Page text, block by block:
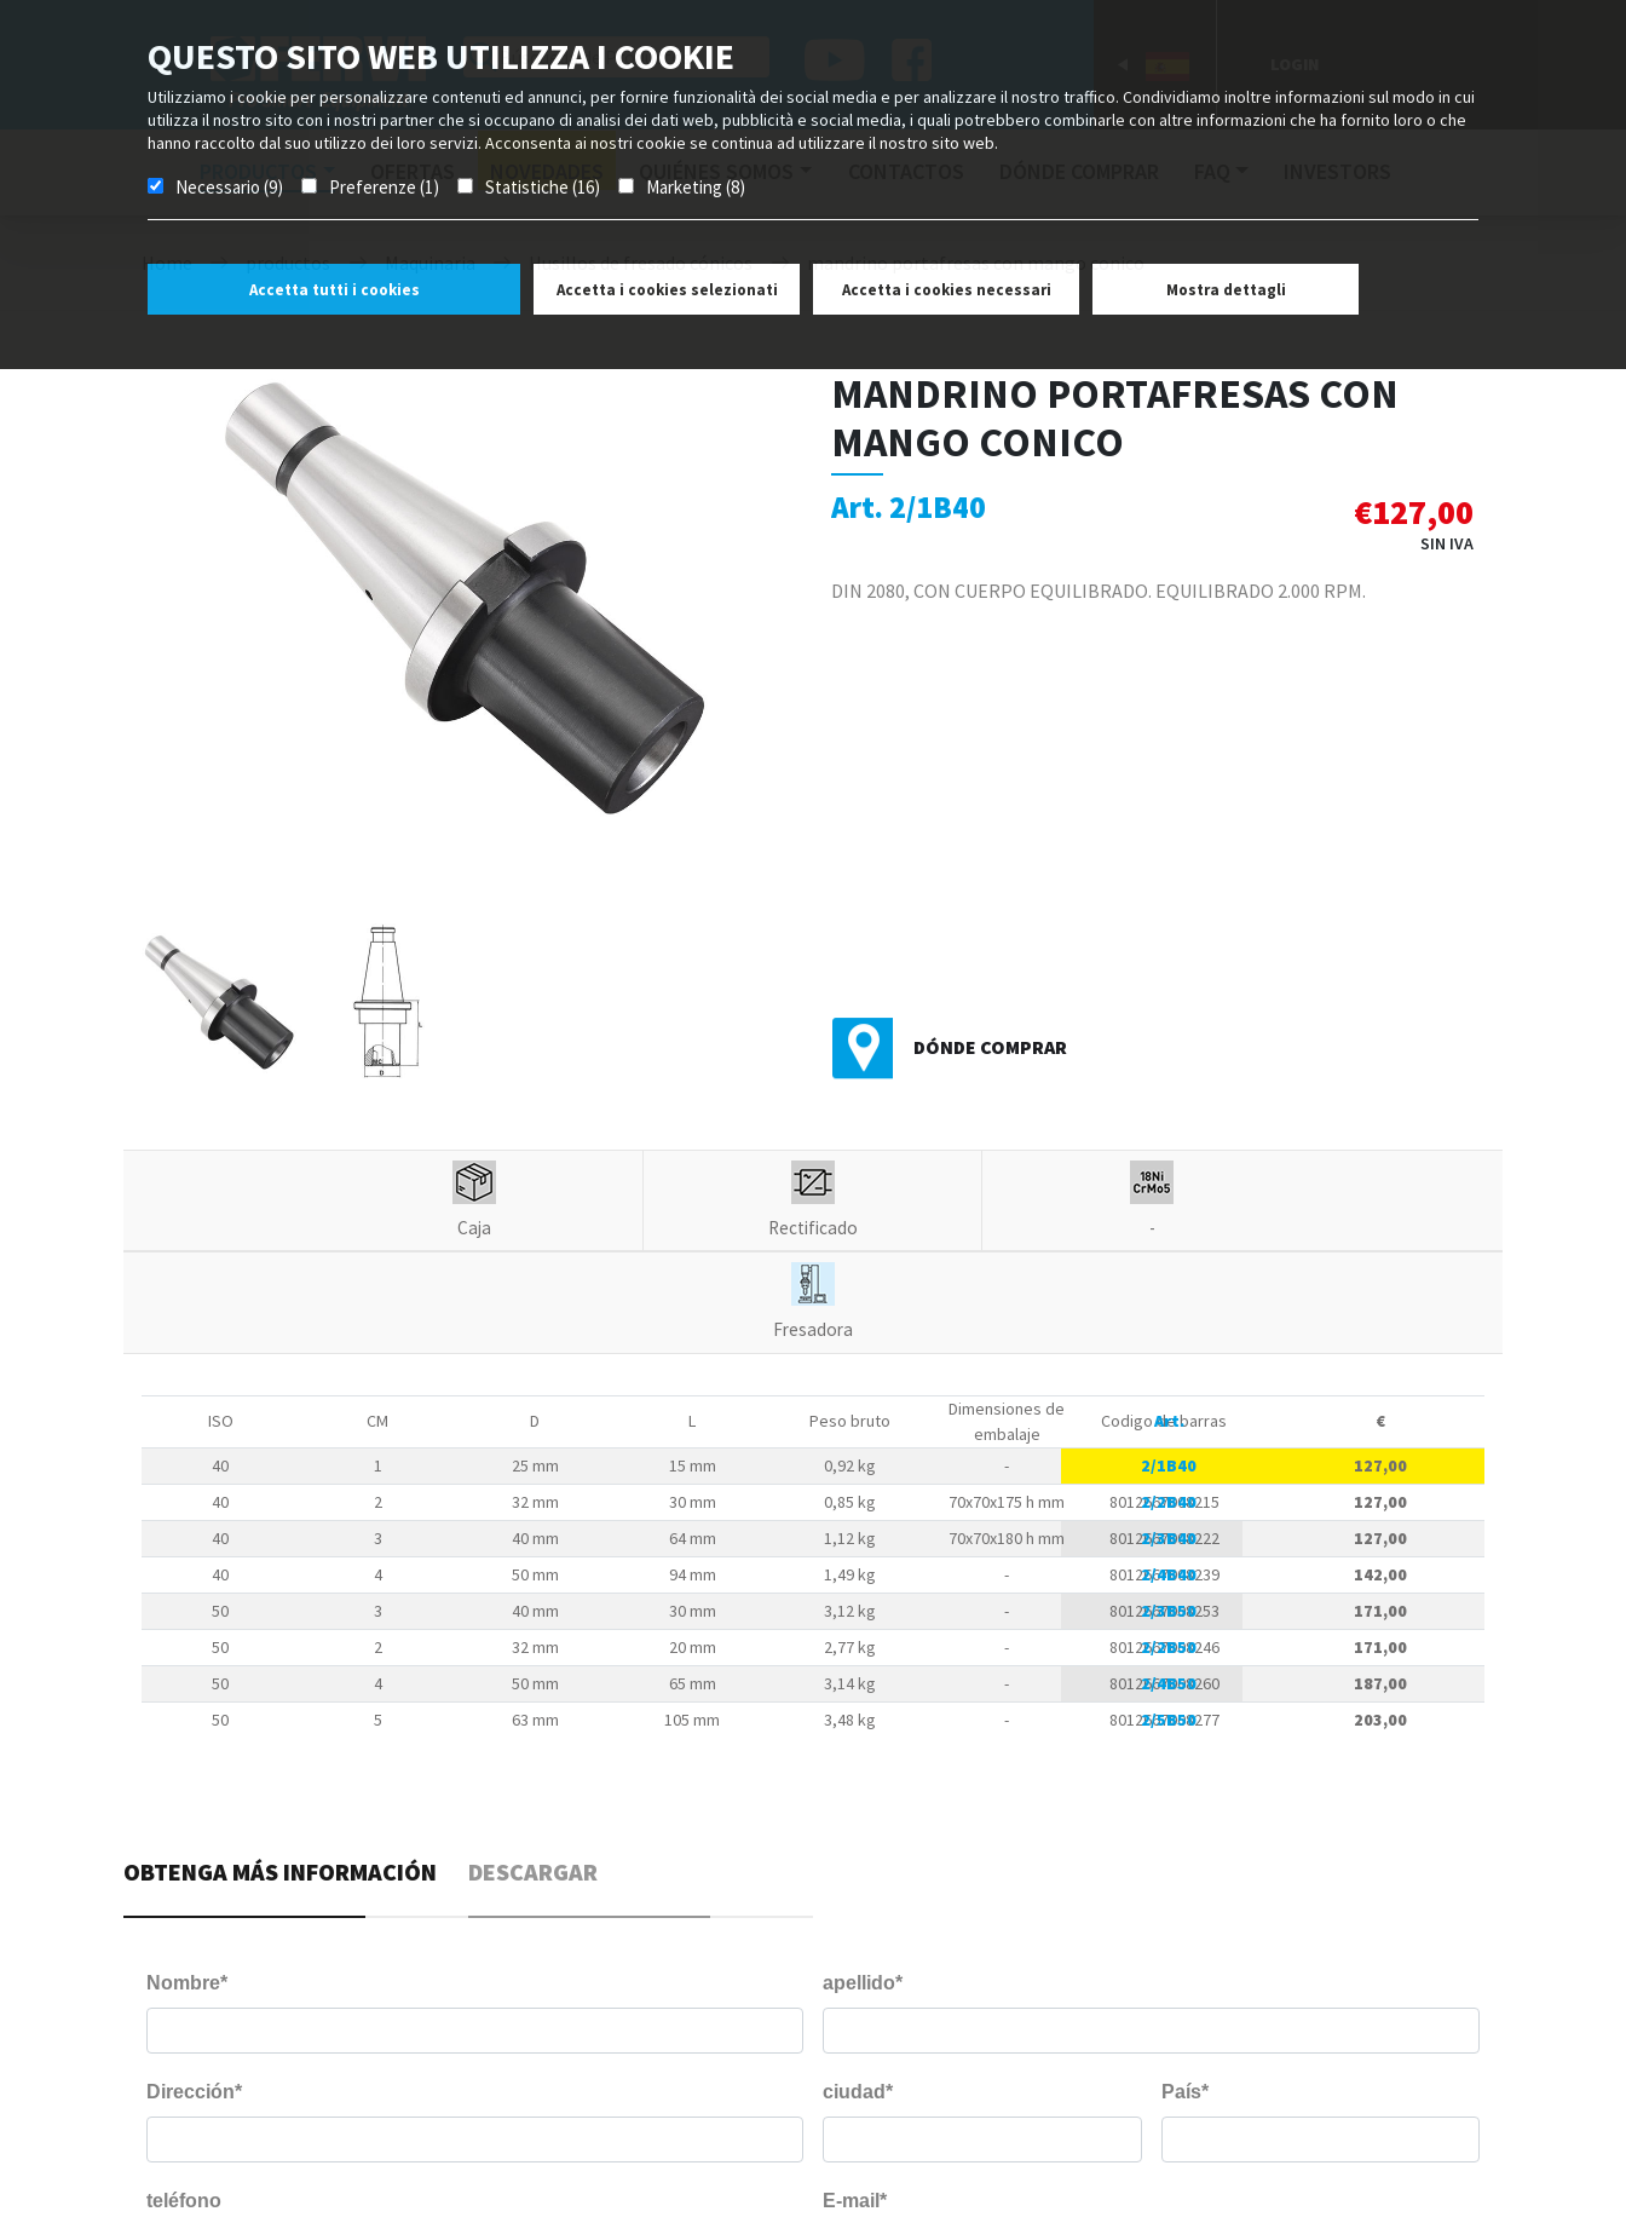
QUESTO SITO WEB UTILIZZA I COOKIE
Utilizziamo i cookie per personalizzare contenuti ed annunci, per fornire funzionalità dei social media e per analizzare il nostro traffico. Condividiamo inoltre informazioni sul modo in cui
utilizza il nostro sito con i nostri partner che si occupano di analisi dei dati web, pubblicità e social media, i quali potrebbero combinarle con altre informazioni che ha fornito loro o che
hanno raccolto dal suo utilizzo dei loro servizi. Acconsenta ai nostri cookie se continua ad utilizzare il nostro sito web.
Necessario (9) Preferenze (1) Statistiche (16) Marketing (8)
Accetta tutti i cookies Accetta i cookies selezionati Accetta i cookies necessari Mostra dettagli
PRODUCTOS
Home productos Maquinaria Husillos de fresado cónicos mandrino portafresas con mango conico
MANDRINO PORTAFRESAS CON
MANGO CONICO
Art. 2/1B40 €127,00
SIN IVA
DIN 2080, CON CUERPO EQUILIBRADO. EQUILIBRADO 2.000 RPM.
DÓNDE COMPRAR
Caja Rectificado -
Fresadora
ISO CM D L Peso bruto
Dimensiones de
embalaje
Codigo de barras
40 1 25 mm 15 mm 0,92 kg -
8012667008208
40
2 32 mm 30 mm 0,85 kg 70x70x175 h mm
8012667008215
40
3 40 mm 64 mm 1,12 kg 70x70x180 h mm
8012667008222
40
4 50 mm 94 mm 1,49 kg -
8012667008239
50
3 40 mm 30 mm 3,12 kg -
8012667008253
50
2 32 mm 20 mm 2,77 kg -
8012667008246
50
4 50 mm 65 mm 3,14 kg -
8012667008260
50
5 63 mm 105 mm 3,48 kg - 8012667008277
Art. €
2/1B40
127,00
2/2B40
127,00
2/3B40
127,00
2/4B40
142,00
2/3B50
171,00
2/2B50
171,00
2/4B50
187,00
2/5B50
203,00
OBTENGA MÁS INFORMACIÓN DESCARGAR